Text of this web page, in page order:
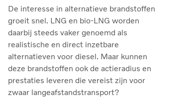
De interesse in alternatieve brandstoffen
groeit snel. LNG en bio‑LNG worden
daarbij steeds vaker genoemd als
realistische en direct inzetbare
alternatieven voor diesel. Maar kunnen
deze brandstoffen ook de actieradius en
prestaties leveren die vereist zijn voor
zwaar langeafstandstransport?